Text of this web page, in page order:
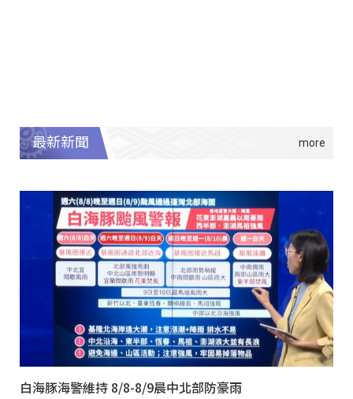
最新新聞
白海豚海警維持 8/8-8/9晨中北部防豪雨